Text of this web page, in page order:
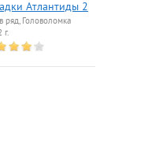
Атлантиды 2
ряд, Головоломка
г.